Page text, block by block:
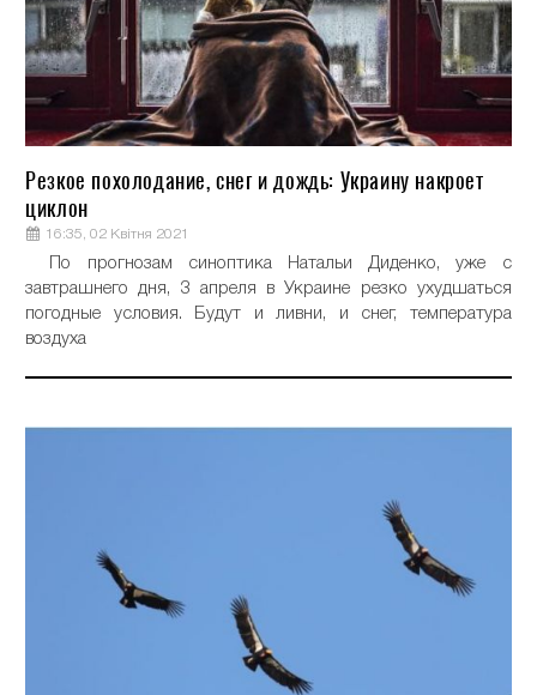
Резкое похолодание, снег и дождь: Украину накроет
циклон
16:35, 02 Квітня 2021
По прогнозам синоптика Натальи Диденко, уже с
завтрашнего дня, 3 апреля в Украине резко ухудшаться
погодные условия. Будут и ливни, и снег, температура
воздуха